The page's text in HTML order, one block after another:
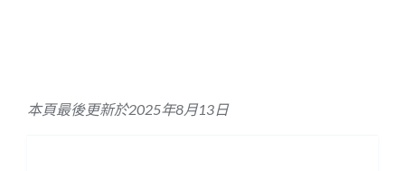
本頁最後更新於2025年8月13日